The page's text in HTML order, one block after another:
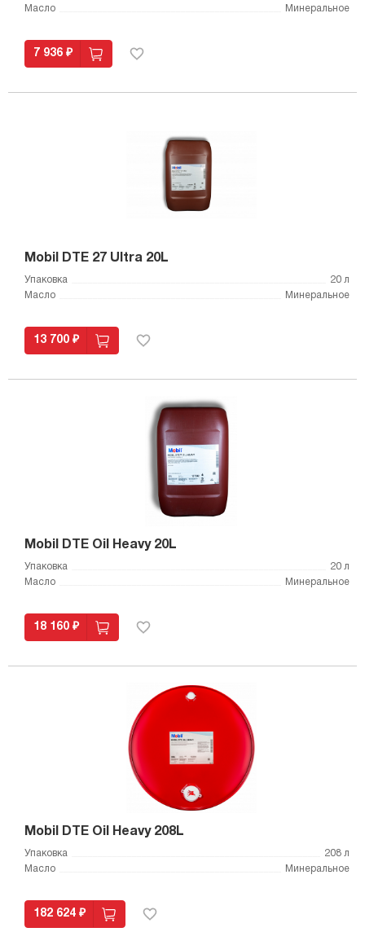
Масло
Минеральное
7 936 ₽
Mobil DTE 27 Ultra 20L
Упаковка
20 л
Масло
Минеральное
13 700 ₽
Mobil DTE Oil Heavy 20L
Упаковка
20 л
Масло
Минеральное
18 160 ₽
Mobil DTE Oil Heavy 208L
Упаковка
208 л
Масло
Минеральное
182 624 ₽